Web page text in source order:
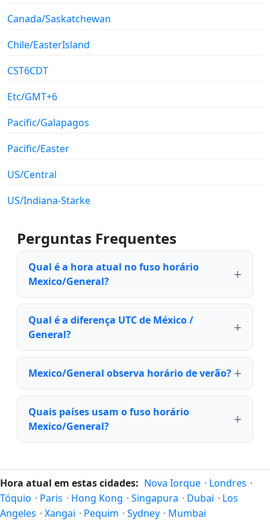
Canada/Saskatchewan
Chile/EasterIsland
CST6CDT
Etc/GMT+6
Pacific/Galapagos
Pacific/Easter
US/Central
US/Indiana-Starke
Perguntas Frequentes
Qual é a hora atual no fuso horário
Mexico/General?
Qual é a diferença UTC de México /
General?
Mexico/General observa horário de verão?
Quais países usam o fuso horário
Mexico/General?
Hora atual em estas cidades: Nova Iorque · Londres ·
Tóquio · Paris · Hong Kong · Singapura · Dubai · Los
Angeles · Xangai · Pequim · Sydney · Mumbai